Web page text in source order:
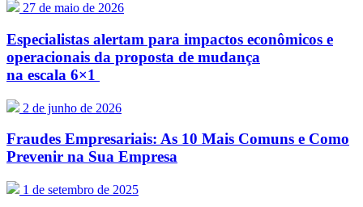
27 de maio de 2026
Especialistas alertam para impactos econômicos e
operacionais da proposta de mudança
na escala 6×1
2 de junho de 2026
Fraudes Empresariais: As 10 Mais Comuns e Como
Prevenir na Sua Empresa
1 de setembro de 2025